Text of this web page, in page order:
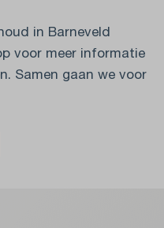
in Barneveld
voor meer informatie
Samen gaan we voor